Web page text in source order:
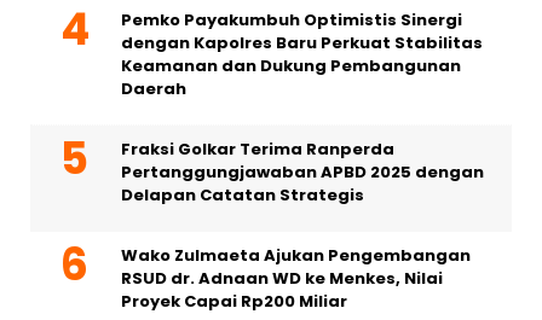
Pemko Payakumbuh Optimistis Sinergi
dengan Kapolres Baru Perkuat Stabilitas
Keamanan dan Dukung Pembangunan
Daerah
Fraksi Golkar Terima Ranperda
Pertanggungjawaban APBD 2025 dengan
Delapan Catatan Strategis
Wako Zulmaeta Ajukan Pengembangan
RSUD dr. Adnaan WD ke Menkes, Nilai
Proyek Capai Rp200 Miliar